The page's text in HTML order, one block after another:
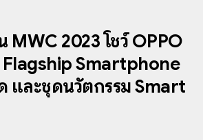
MWC 2023 โชว์ OPPO
Flagship Smartphone
และชุดนวัตกรรม Smart